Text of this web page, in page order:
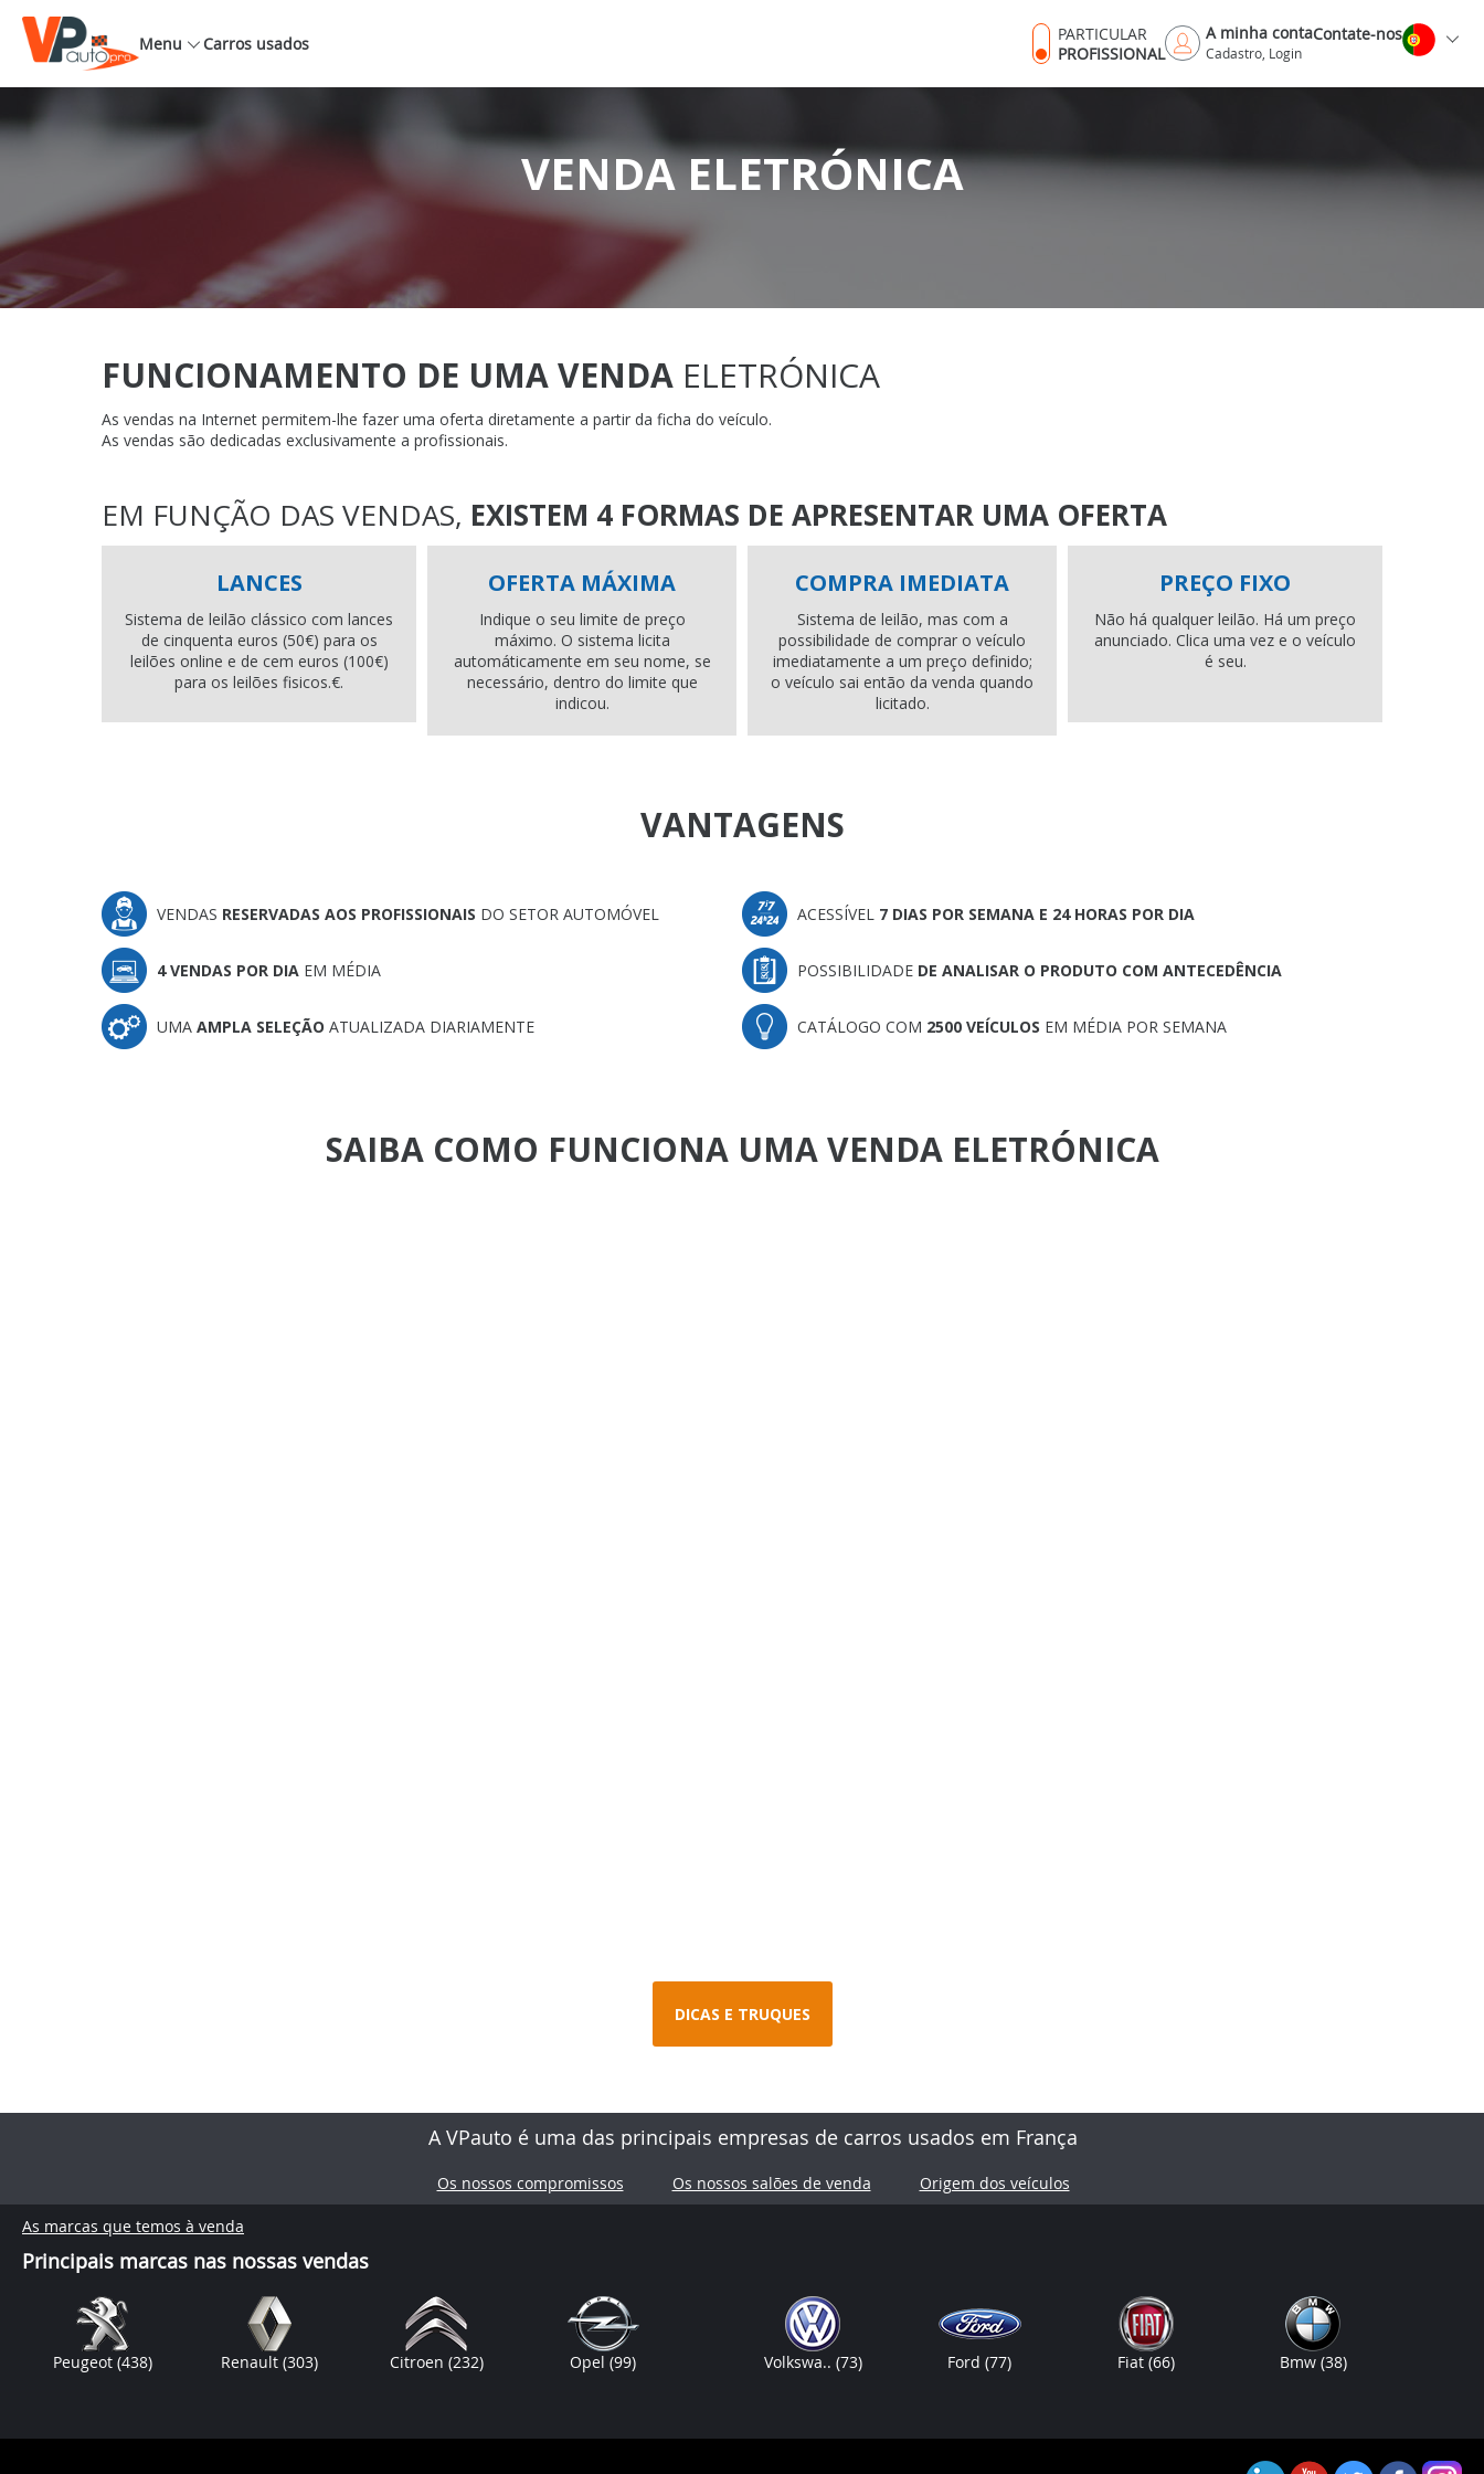
Menu Carros usados
PARTICULAR
PROFISSIONAL
A minha conta
Cadastro, Login
Contate-nos
VENDA ELETRÓNICA
FUNCIONAMENTO DE UMA VENDA ELETRÓNICA
As vendas na Internet permitem-lhe fazer uma oferta diretamente a partir da ficha do veículo.
As vendas são dedicadas exclusivamente a profissionais.
EM FUNÇÃO DAS VENDAS, EXISTEM 4 FORMAS DE APRESENTAR UMA OFERTA
LANCES
Sistema de leilão clássico com lances
de cinquenta euros (50€) para os
leilões online e de cem euros (100€)
para os leilões fisicos.€.
OFERTA MÁXIMA
Indique o seu limite de preço
máximo. O sistema licita
automáticamente em seu nome, se
necessário, dentro do limite que
indicou.
COMPRA IMEDIATA
Sistema de leilão, mas com a
possibilidade de comprar o veículo
imediatamente a um preço definido;
o veículo sai então da venda quando
licitado.
PREÇO FIXO
Não há qualquer leilão. Há um preço
anunciado. Clica uma vez e o veículo
é seu.
VANTAGENS
VENDAS RESERVADAS AOS PROFISSIONAIS DO SETOR AUTOMÓVEL
4 VENDAS POR DIA EM MÉDIA
UMA AMPLA SELEÇÃO ATUALIZADA DIARIAMENTE
ACESSÍVEL 7 DIAS POR SEMANA E 24 HORAS POR DIA
POSSIBILIDADE DE ANALISAR O PRODUTO COM ANTECEDÊNCIA
CATÁLOGO COM 2500 VEÍCULOS EM MÉDIA POR SEMANA
SAIBA COMO FUNCIONA UMA VENDA ELETRÓNICA
DICAS E TRUQUES
A VPauto é uma das principais empresas de carros usados em França
Os nossos compromissos Os nossos salões de venda Origem dos veículos
As marcas que temos à venda
Principais marcas nas nossas vendas
Peugeot(438) Renault(303) Citroen (232) Opel(99) Volkswa.. (73) Ford(77) Fiat(66) Bmw (38)